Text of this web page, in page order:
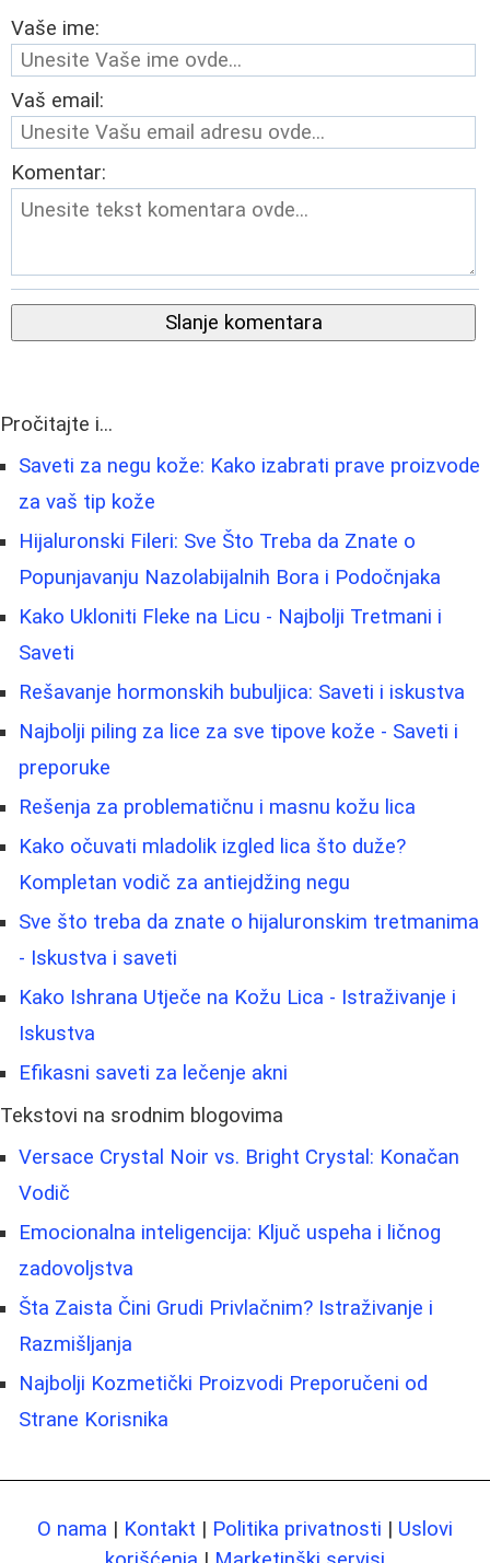
Vaše ime:
Vaš email:
Komentar:
Slanje komentara
Pročitajte i...
Saveti za negu kože: Kako izabrati prave proizvode
za vaš tip kože
Hijaluronski Fileri: Sve Što Treba da Znate o
Popunjavanju Nazolabijalnih Bora i Podočnjaka
Kako Ukloniti Fleke na Licu - Najbolji Tretmani i
Saveti
Rešavanje hormonskih bubuljica: Saveti i iskustva
Najbolji piling za lice za sve tipove kože - Saveti i
preporuke
Rešenja za problematičnu i masnu kožu lica
Kako očuvati mladolik izgled lica što duže?
Kompletan vodič za antiejdžing negu
Sve što treba da znate o hijaluronskim tretmanima
- Iskustva i saveti
Kako Ishrana Utječe na Kožu Lica - Istraživanje i
Iskustva
Efikasni saveti za lečenje akni
Tekstovi na srodnim blogovima
Versace Crystal Noir vs. Bright Crystal: Konačan
Vodič
Emocionalna inteligencija: Ključ uspeha i ličnog
zadovoljstva
Šta Zaista Čini Grudi Privlačnim? Istraživanje i
Razmišljanja
Najbolji Kozmetički Proizvodi Preporučeni od
Strane Korisnika
O nama | Kontakt | Politika privatnosti | Uslovi